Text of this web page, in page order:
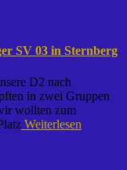
SV 03 in Sternberg
D2 nach
in zwei Gruppen
wollten zum
Weiterlesen